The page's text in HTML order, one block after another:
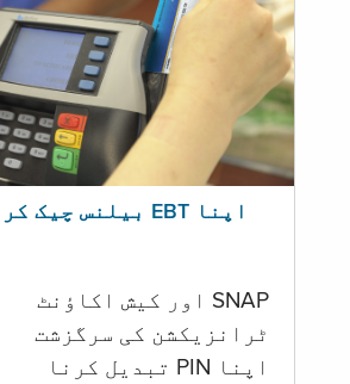
اپنا EBT بیلنس چیک کریں
SNAP اور کیش اکاؤنٹ
ٹرانزیکشن کی سرگزشت
اپنا PIN تبدیل کرنا